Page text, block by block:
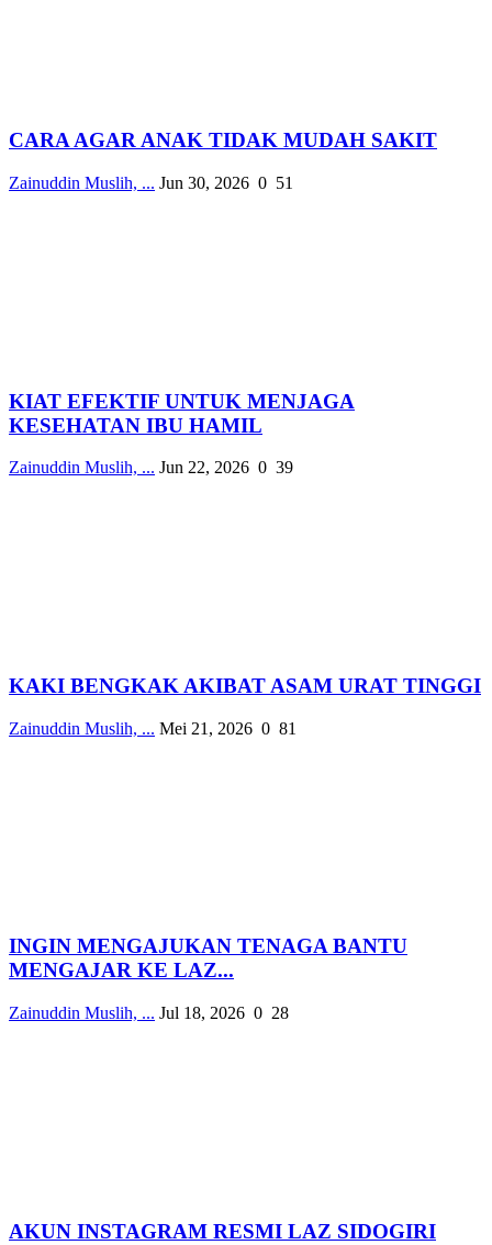
CARA AGAR ANAK TIDAK MUDAH SAKIT
Zainuddin Muslih, ... Jun 30, 2026 0 51
KIAT EFEKTIF UNTUK MENJAGA
KESEHATAN IBU HAMIL
Zainuddin Muslih, ... Jun 22, 2026 0 39
KAKI BENGKAK AKIBAT ASAM URAT TINGGI
Zainuddin Muslih, ... Mei 21, 2026 0 81
INGIN MENGAJUKAN TENAGA BANTU
MENGAJAR KE LAZ...
Zainuddin Muslih, ... Jul 18, 2026 0 28
AKUN INSTAGRAM RESMI LAZ SIDOGIRI